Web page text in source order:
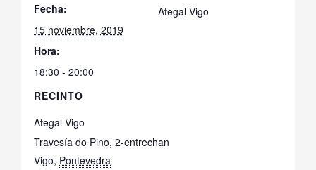
Fecha:
15 noviembre, 2019
Hora:
18:30 - 20:00
RECINTO
Ategal Vigo
Travesía do Pino, 2-entrechan
Vigo, Pontevedra
Ategal Vigo